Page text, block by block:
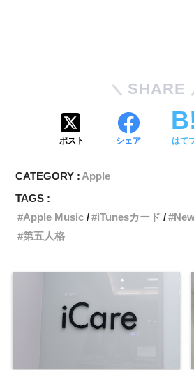
SHARE
ポスト シェア はて
CATEGORY : Apple
TAGS :
Apple Music
iTunesカード
第五人格